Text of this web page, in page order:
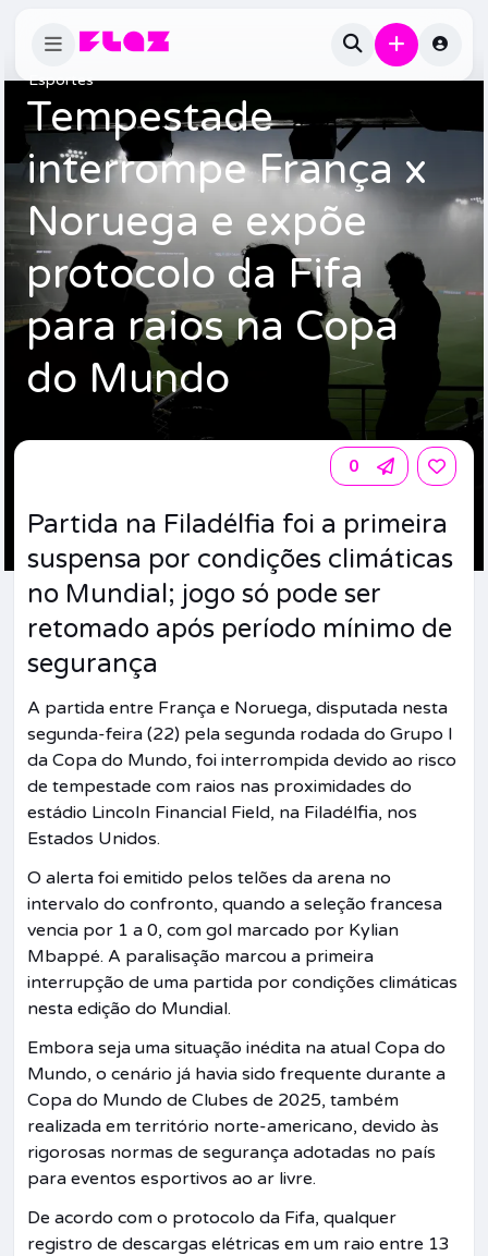
Esportes
Tempestade
interrompe França x
Noruega e expõe
protocolo da Fifa
para raios na Copa
do Mundo
0
Partida na Filadélfia foi a primeira
suspensa por condições climáticas
no Mundial; jogo só pode ser
retomado após período mínimo de
segurança
A partida entre França e Noruega, disputada nesta
segunda-feira (22) pela segunda rodada do Grupo I
da Copa do Mundo, foi interrompida devido ao risco
de tempestade com raios nas proximidades do
estádio Lincoln Financial Field, na Filadélfia, nos
Estados Unidos.
O alerta foi emitido pelos telões da arena no
intervalo do confronto, quando a seleção francesa
vencia por 1 a 0, com gol marcado por Kylian
Mbappé. A paralisação marcou a primeira
interrupção de uma partida por condições climáticas
nesta edição do Mundial.
Embora seja uma situação inédita na atual Copa do
Mundo, o cenário já havia sido frequente durante a
Copa do Mundo de Clubes de 2025, também
realizada em território norte-americano, devido às
rigorosas normas de segurança adotadas no país
para eventos esportivos ao ar livre.
De acordo com o protocolo da Fifa, qualquer
registro de descargas elétricas em um raio entre 13